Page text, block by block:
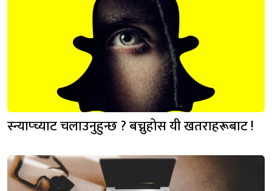
स्न्याप्च्याट चलाउनुहुन्छ ? बच्नुहोस यी खतराहरूबाट !